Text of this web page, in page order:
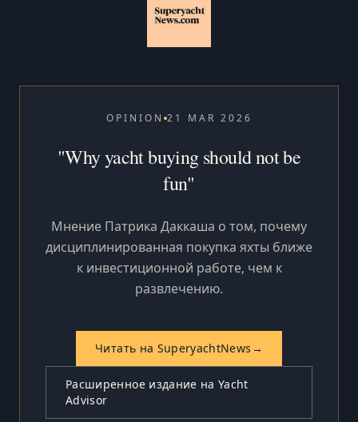
OPINION 21 MAR 2026
"Why yacht buying should not be
fun"
Мнение Патрика Даккаша о том, почему
дисциплинированная покупка яхты ближе
к инвестиционной работе, чем к
развлечению.
Читать на SuperyachtNews →
Расширенное издание на Yacht
Advisor